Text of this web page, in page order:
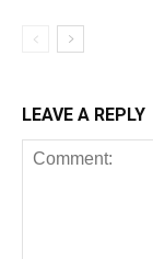
LEAVE A REPLY